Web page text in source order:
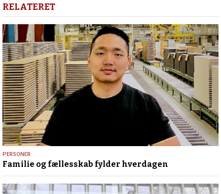
RELATERET
26.
juli
2023
PERSONER
Familie og fællesskab fylder hverdagen